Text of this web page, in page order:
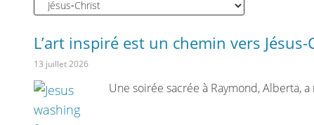
L’art inspiré est un chemin vers
13 juillet 2026
Une soirée sacrée à Raymond, Alberta,